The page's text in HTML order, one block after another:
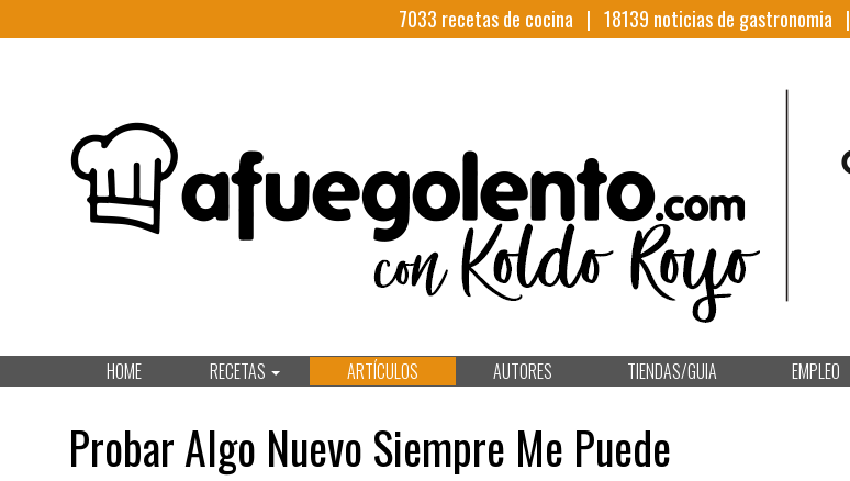
7033 recetas de cocina | 18139 noticias de gastronomia |
HOME RECETAS ARTÍCULOS AUTORES TIENDAS/GUIA EMPLEO
Probar Algo Nuevo Siempre Me Puede